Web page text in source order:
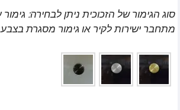
סוג הגימור של הזכוכית ניתן לבחירה:
מתחבר ישירות לקיר או גימור מסגרת